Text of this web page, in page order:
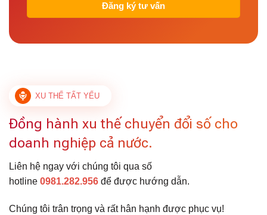
XU THẾ TẤT YẾU
Đồng hành xu thế chuyển đổi số cho
doanh nghiệp cả nước.
Liên hệ ngay với chúng tôi qua số
hotline 0981.282.956 để được hướng dẫn.
Chúng tôi trân trọng và rất hân hạnh được phục vụ!